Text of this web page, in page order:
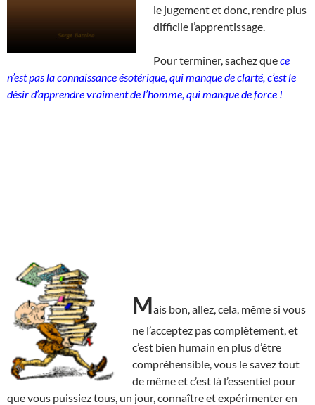
le jugement et donc, rendre plus
difficile l’apprentissage.
Pour terminer, sachez quece
n’est pas la connaissance ésotérique, qui manque de clarté, c’est le
désir d’apprendre vraiment de l’homme, qui manque de force !
Mais bon, allez, cela, même si vous
ne l’acceptez pas complètement, et
c’est bien humain en plus d’être
compréhensible, vous le savez tout
de même et c’est là l’essentiel pour
que vous puissiez tous, un jour, connaître et expérimenter en